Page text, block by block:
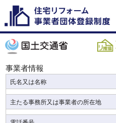
事業者情報
氏名又は名称
主たる事務所又は事業者の所在地